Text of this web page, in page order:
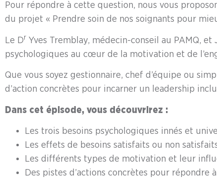
Pour répondre à cette question, nous vous
du projet « Prendre soin de nos soignants pour
Le Dr Yves Tremblay, médecin-conseil au PAMQ,
psychologiques au cœur de la motivation et de
Que vous soyez gestionnaire, chef d’équipe ou
d’action concrètes pour incarner un leadership
Dans cet épisode, vous découvrirez :
Les trois besoins psychologiques innés et
Les effets de besoins satisfaits ou non
Les différents types de motivation et leur
Des pistes d’actions concrètes pour répondre